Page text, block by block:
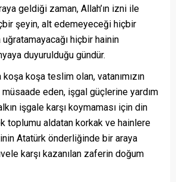
geldiği zaman, Allah’ın izni ile
şeyin, alt edemeyeceği hiçbir
uğratamayacağı hiçbir hainin
duyurulduğu gündür.
koşa teslim olan, vatanımızın
eden, işgal güçlerine yardım
işgale karşı koymaması için din
toplumu aldatan korkak ve hainlere
Atatürk önderliğinde bir araya
karşı kazanılan zaferin doğum